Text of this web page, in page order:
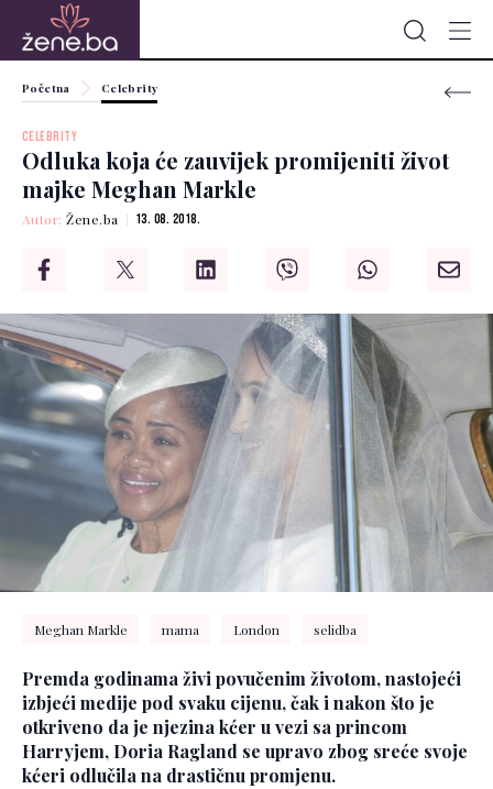
Početna Celebrity
CELEBRITY
Odluka koja će zauvijek promijeniti život
majke Meghan Markle
Autor:Žene.ba 13. 08. 2018.
Meghan Markle mama London selidba
Premda godinama živi povučenim životom, nastojeći
izbjeći medije pod svaku cijenu, čak i nakon što je
otkriveno da je njezina kćer u vezi sa princom
Harryjem, Doria Ragland se upravo zbog sreće svoje
kćeri odlučila na drastičnu promjenu.